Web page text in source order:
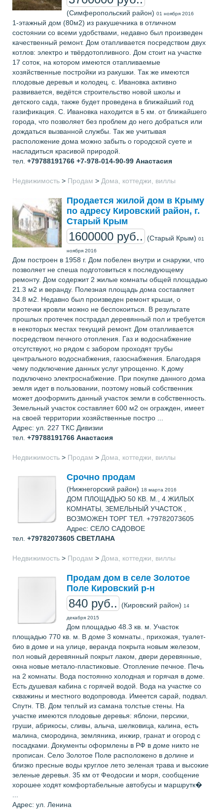
(Симферопольский район) 01 ноября 2016
1-этажный дом (80м2) из ракушечника в отличном
состоянии со всеми удобствами, недавно был произведен
качественный ремонт. Дом отапливается посредством двух
котлов: электро и твёрдотопливного. Дом стоит на участке
17 соток, на котором имеются отапливаемые
хозяйственные постройки из ракушки. Так же имеются
плодовые деревья и колодец. с. Ивановка активно
развивается, ведётся строительство новой школы и
детского сада, также будет проведена в ближайший год
газификация. С. Ивановка находится в 5 км. от ближайшего
города, что позволяет без проблем до него добраться или
дождаться вызванной службы. Так же учитывая
расположение дома можно забыть о городской суете и
насладиться красивой природой.
тел. +79788191766 +7-978-014-90-99 Анастасия
Недвижимость > Продам > Дома, коттеджи, виллы
Продается жилой дом в Крыму
по адресу Кировский район, г.
Старый Крым
1600000 руб.. (Старый Крым) 01
ноября 2016
Дом построен в 1958 г. Дом побелен внутри и снаружи, что
позволяет не спеша подготовиться к последующему
ремонту. Дом содержит 2 жилые комнаты общей площадью
21.3 м2 и веранду. Полезная площадь дома составляет
34.8 м2. Недавно был произведен ремонт крыши, о
протечки кровли можно не беспокоиться. В результате
прошлых протечек пострадал деревянный пол и требуется
в некоторых местах текущий ремонт. Дом отапливается
посредством печного отопления. Газ и водоснабжение
отсутствуют, но рядом с забором проходят трубы
центрального водоснабжения, газоснабжения. Благодаря
чему подключение данных услуг упрощенно. К дому
подключено электроснабжение. При покупке данного дома
земля идет в пользовании, поэтому новый собственник
может дооформить данный участок земли в собственность.
Земельный участок составляет 600 м2 он огражден, имеет
на своей территории хозяйственные постро ...
Адрес: ул. 227 ТКС Дивизии
тел. +79788191766 Анастасия
Недвижимость > Продам > Дома, коттеджи, виллы
Срочно продам
(Нижнегорский район) 18 марта 2016
ДОМ ПЛОЩАДЬЮ 50 КВ. М., 4 ЖИЛЫХ
КОМНАТЫ, ЗЕМЕЛЬНЫЙ УЧАСТОК ,
ВОЗМОЖЕН ТОРГ ТЕЛ. +79782073605
Адрес: СЕЛО САДОВОЕ
тел. +79782073605 СВЕТЛАНА
Недвижимость > Продам > Дома, коттеджи, виллы
Продам дом в cеле Золотое
Поле Кировский р-н
840 руб.. (Кировский район) 14
декабря 2015
Дом площадью 48.3 кв. м. Участок
площадью 770 кв. м. В доме 3 комнаты., прихожая, туалет-
био в доме и на улице, веранда покрыта новым железом,
пол новый деревянный покрыт лаком, двери деревянные,
окна новые метало-пластиковые. Отопление печное. Печь
на 2 комнаты. Вода постоянно холодная и горячая в доме.
Есть душевая кабина с горячей водой. Вода на участке со
скважины и местного водопровода. Имеется сарай, подвал.
Спутн. ТВ. Дом теплый из самана толстые стены. На
участке имеются плодовые деревья: яблони, персики,
груши, абрикосы, сливы, алыча, шелковица, калина, есть
малина, смородина, земляника, инжир, гранат и огород с
посадками. Документы оформлены в РФ в доме никто не
прописан. Село Золотое Поле расположено в долине и
близко пресные воды круглое лето зеленая трава и высокие
зеленые деревья. 35 км от Феодосии и моря, сообщение
хорошее ходят комфортабельные автобусы и маршрутк�
Адрес: ул. Ленина